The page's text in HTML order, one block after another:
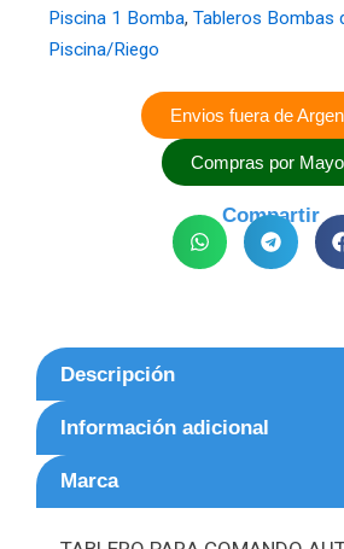
Piscina 1 Bomba, Tableros Bombas
Piscina/Riego
Envios fuera de
Compras por
Compartir
Descripción
Información adicional
Marca